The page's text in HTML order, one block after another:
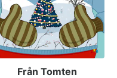
Från Tomten